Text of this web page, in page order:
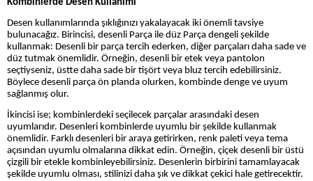
Kombinlerde Desen Kullanımı
Desen kullanımlarında şıklığınızı yakalayacak iki önemli tavsiye
bulunacağız. Birincisi, desenli Parça ile düz Parça dengeli şekilde
kullanmak: Desenli bir parça tercih ederken, diğer parçaları daha sade ve
düz tutmak önemlidir. Örneğin, desenli bir etek veya pantolon
seçtiyseniz, üstte daha sade bir tişört veya bluz tercih edebilirsiniz.
Böylece desenli parça ön planda olurken, kombinde denge ve uyum
sağlanmış olur.
İkincisi ise; kombinlerdeki seçilecek parçalar arasındaki desen
uyumlarıdır. Desenleri kombinlerde uyumlu bir şekilde kullanmak
önemlidir. Farklı desenleri bir araya getirirken, renk paleti veya tema
açısından uyumlu olmalarına dikkat edin. Örneğin, çiçek desenli bir üstü
çizgili bir etekle kombinleyebilirsiniz. Desenlerin birbirini tamamlayacak
şekilde uyumlu olması, stilinizi daha şık ve dikkat çekici hale getirecektir.